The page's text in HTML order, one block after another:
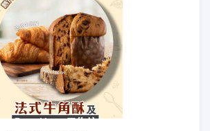
應實際情況而增加或減少***